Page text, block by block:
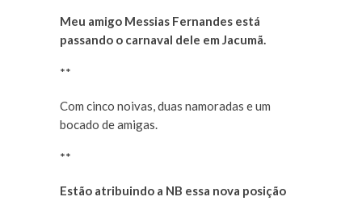
Meu amigo Messias Fernandes está
passando o carnaval dele em Jacumã.
**
Com cinco noivas, duas namoradas e um
bocado de amigas.
**
Estão atribuindo a NB essa nova posição